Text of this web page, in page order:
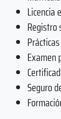
Licencia
Registro
Examen
Seguro